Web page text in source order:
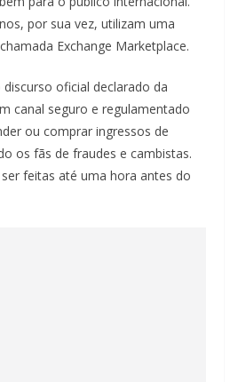
por sua vez, utilizam uma
Exchange Marketplace.
oficial declarado da
canal seguro e regulamentado
ou comprar ingressos de
os fãs de fraudes e cambistas.
feitas até uma hora antes do